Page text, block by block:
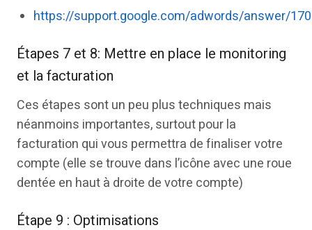
https://support.google.com/adwords/answer/
Étapes 7 et 8: Mettre en place le monitoring
et la facturation
Ces étapes sont un peu plus techniques mais
néanmoins importantes, surtout pour la
facturation qui vous permettra de finaliser votre
compte (elle se trouve dans l’icône avec une roue
dentée en haut à droite de votre compte)
Étape 9 : Optimisations